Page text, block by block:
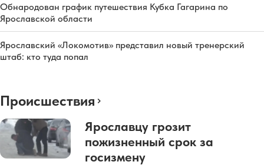
Обнародован график путешествия Кубка Гагарина по
Ярославской области
Ярославский «Локомотив» представил новый тренерский
штаб: кто туда попал
Происшествия
Ярославцу грозит
пожизненный срок за
госизмену